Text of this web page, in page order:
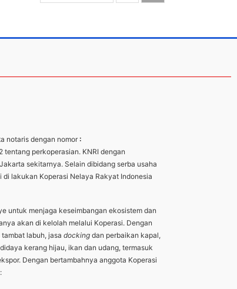
notaris dengan nomor:
perkoperasian. KNRI dengan
sekitarnya. Selain dibidang serba usaha
lakukan Koperasi Nelaya Rakyat Indonesia
untuk menjaga keseimbangan ekosistem dan
akan di kelolah melalui Koperasi. Dengan
labuh, jasa docking dan perbaikan kapal,
kerang hijau, ikan dan udang, termasuk
Dengan bertambahnya anggota Koperasi